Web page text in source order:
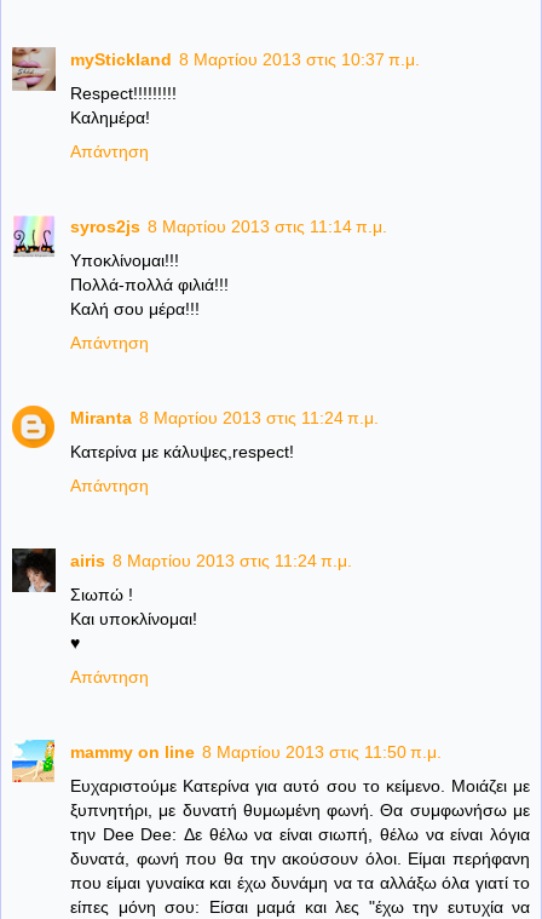
myStickland 8 Μαρτίου 2013 στις 10:37 π.μ.
Respect!!!!!!!!!
Καλημέρα!
Απάντηση
syros2js 8 Μαρτίου 2013 στις 11:14 π.μ.
Υποκλίνομαι!!!
Πολλά-πολλά φιλιά!!!
Καλή σου μέρα!!!
Απάντηση
Miranta 8 Μαρτίου 2013 στις 11:24 π.μ.
Κατερίνα με κάλυψες,respect!
Απάντηση
airis 8 Μαρτίου 2013 στις 11:24 π.μ.
Σιωπώ !
Και υποκλίνομαι!
♥
Απάντηση
mammy on line 8 Μαρτίου 2013 στις 11:50 π.μ.
Ευχαριστούμε Κατερίνα για αυτό σου το κείμενο. Μοιάζει με
ξυπνητήρι, με δυνατή θυμωμένη φωνή. Θα συμφωνήσω με
την Dee Dee: Δε θέλω να είναι σιωπή, θέλω να είναι λόγια
δυνατά, φωνή που θα την ακούσουν όλοι. Είμαι περήφανη
που είμαι γυναίκα και έχω δυνάμη να τα αλλάξω όλα γιατί το
είπες μόνη σου: Είσαι μαμά και λες "έχω την ευτυχία να